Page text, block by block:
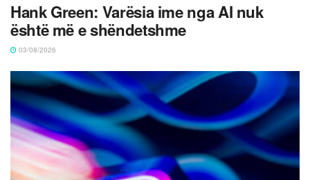
Hank Green: Varësia ime nga AI nuk
është më e shëndetshme
03/08/2026